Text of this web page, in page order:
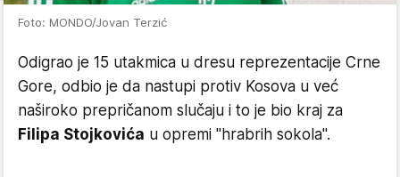
Foto: MONDO/Jovan Terzić
Odigrao je 15 utakmica u dresu reprezentacije Crne
Gore, odbio je da nastupi protiv Kosova u već
naširoko prepričanom slučaju i to je bio kraj za
Filipa Stojkovića u opremi "hrabrih sokola".